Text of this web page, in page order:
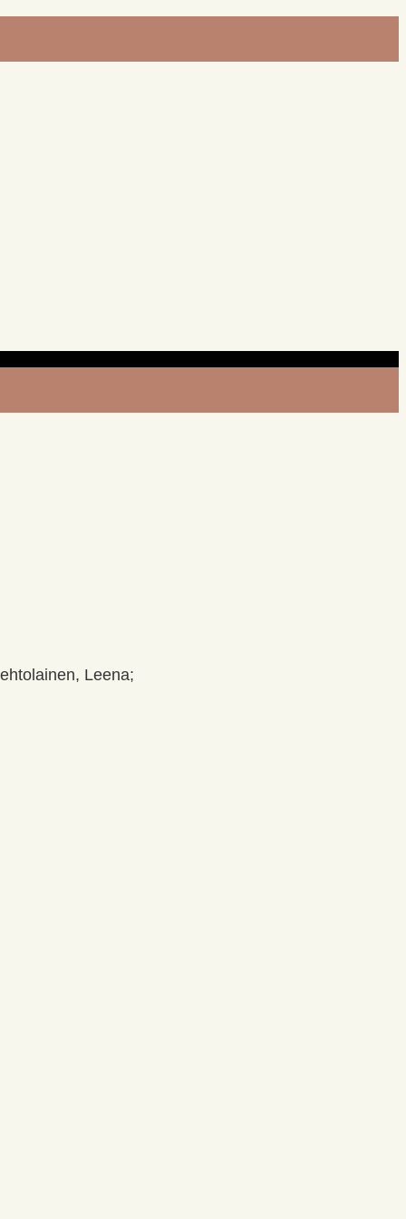
Leena;